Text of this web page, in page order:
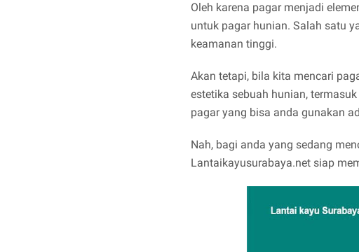
Oleh karena pagar menjadi
untuk pagar hunian. Salah satu
keamanan tinggi.
Akan tetapi, bila kita mencari
estetika sebuah hunian,
pagar yang bisa anda gunakan
Nah, bagi anda yang sedang
Lantaikayusurabaya.net siap